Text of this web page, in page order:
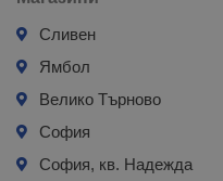
Сливен
Ямбол
Велико Търново
София
София, кв. Надежда